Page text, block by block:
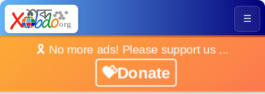
☰
🎗️ No more ads! Please support us ...
💝Donate